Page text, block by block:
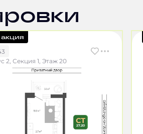
акция
2, Секция 1, Этаж 20